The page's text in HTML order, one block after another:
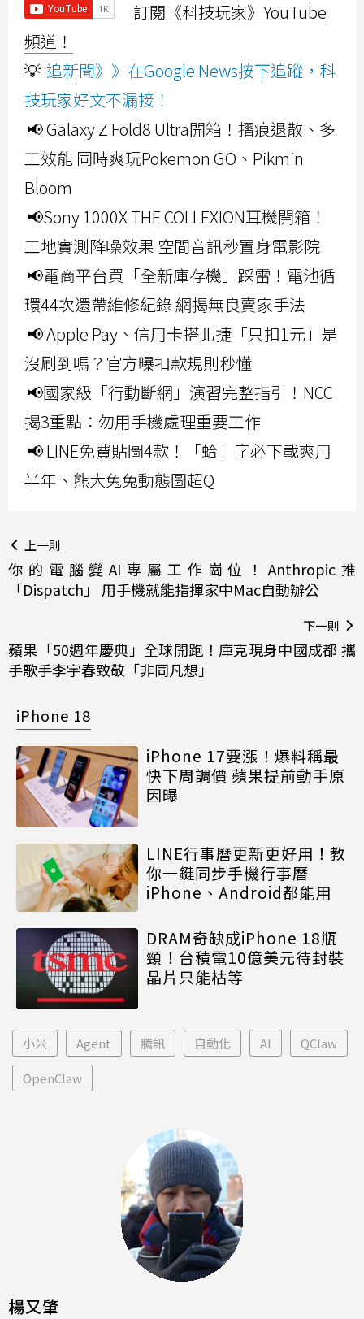
訂閱《科技玩家》YouTube
頻道！
💡 追新聞》》在Google News按下追蹤，科
技玩家好文不漏接！
📢 Galaxy Z Fold8 Ultra開箱！摺痕退散、多
工效能 同時爽玩Pokemon GO、Pikmin
Bloom
📢Sony 1000X THE COLLEXION耳機開箱！
工地實測降噪效果 空間音訊秒置身電影院
📢電商平台買「全新庫存機」踩雷！電池循
環44次還帶維修紀錄 網揭無良賣家手法
📢 Apple Pay、信用卡搭北捷「只扣1元」是
沒刷到嗎？官方曝扣款規則秒懂
📢國家級「行動斷網」演習完整指引！NCC
揭3重點：勿用手機處理重要工作
📢 LINE免費貼圖4款！「蛤」字必下載爽用
半年、熊大兔兔動態圖超Q
上一則
你的電腦變AI專屬工作崗位！Anthropic推
「Dispatch」 用手機就能指揮家中Mac自動辦公
下一則
蘋果「50週年慶典」全球開跑！庫克現身中國成都 攜
手歌手李宇春致敬「非同凡想」
iPhone 18
iPhone 17要漲！爆料稱最
快下周調價 蘋果提前動手原
因曝
LINE行事曆更新更好用！教
你一鍵同步手機行事曆
iPhone、Android都能用
DRAM奇缺成iPhone 18瓶
頸！台積電10億美元待封裝
晶片只能枯等
小米 Agent 騰訊 自動化 AI QClaw
OpenClaw
楊又肇